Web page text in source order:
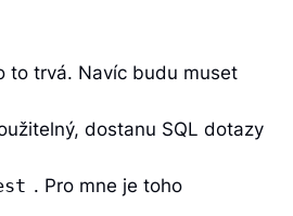
to trvá. Navíc budu muset
dostanu SQL dotazy
. Pro mne je toho